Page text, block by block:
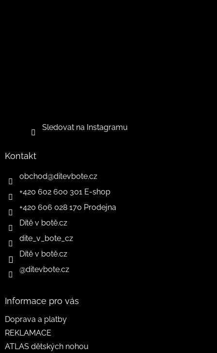
Sledovat na Instagramu
Kontakt
obchod@ditevbote.cz
+420 602 600 301 E-shop
+420 606 028 170 Prodejna
Dítě v botě.cz
dite_v_bote_cz
Dítě v botě.cz
@ditevbote.cz
Informace pro vás
Doprava a platby
REKLAMACE
ATLAS dětských nohou